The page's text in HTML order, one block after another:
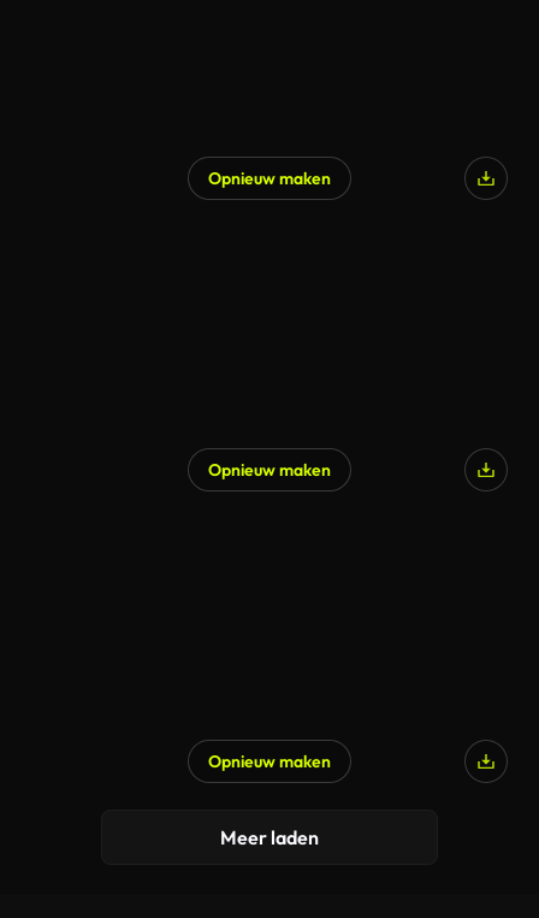
Opnieuw maken
Opnieuw maken
Opnieuw maken
Meer laden